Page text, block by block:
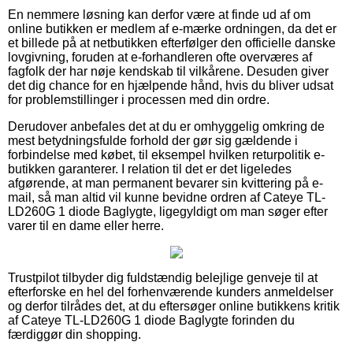
En nemmere løsning kan derfor være at finde ud af om
online butikken er medlem af e-mærke ordningen, da det er
et billede på at netbutikken efterfølger den officielle danske
lovgivning, foruden at e-forhandleren ofte overværes af
fagfolk der har nøje kendskab til vilkårene. Desuden giver
det dig chance for en hjælpende hånd, hvis du bliver udsat
for problemstillinger i processen med din ordre.
Derudover anbefales det at du er omhyggelig omkring de
mest betydningsfulde forhold der gør sig gældende i
forbindelse med købet, til eksempel hvilken returpolitik e-
butikken garanterer. I relation til det er det ligeledes
afgørende, at man permanent bevarer sin kvittering på e-
mail, så man altid vil kunne bevidne ordren af Cateye TL-
LD260G 1 diode Baglygte, ligegyldigt om man søger efter
varer til en dame eller herre.
Trustpilot tilbyder dig fuldstændig belejlige genveje til at
efterforske en hel del forhenværende kunders anmeldelser
og derfor tilrådes det, at du eftersøger online butikkens kritik
af Cateye TL-LD260G 1 diode Baglygte forinden du
færdiggør din shopping.